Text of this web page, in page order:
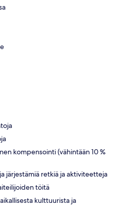
kompensointi (vähintään 10 %
järjestämiä retkiä ja aktiviteetteja
töitä
kulttuurista ja